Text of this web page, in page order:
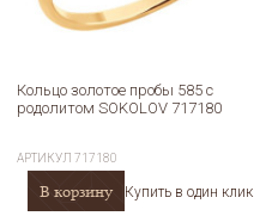
Кольцо золотое пробы 585 с
родолитом SOKOLOV 717180
АРТИКУЛ717180
В корзину Купить в один клик